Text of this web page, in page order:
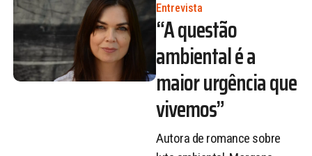
Entrevista
“A questão
ambiental é a
maior urgência que
vivemos”
Autora de romance sobre